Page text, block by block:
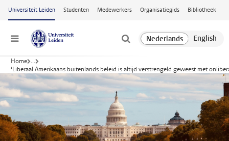
Ga naar hoofdinhoud
Universiteit Leiden Studenten Medewerkers Organisatiegids Bibliotheek
Menu
Home ...
‘Liberaal Amerikaans buitenlands beleid is altijd verstrengeld geweest met